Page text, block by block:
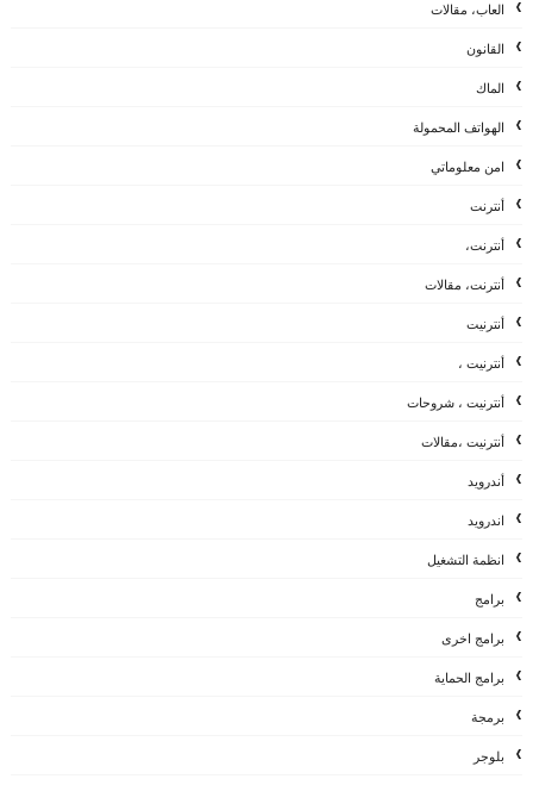
العاب، مقالات
القانون
الماك
الهواتف المحمولة
امن معلوماتي
أنترنت
أنترنت،
أنترنت، مقالات
أنترنيت
أنترنيت ،
أنترنيت ، شروحات
أنترنيت ،مقالات
أندرويد
اندرويد
انظمة التشغيل
برامج
برامج اخرى
برامج الحماية
برمجة
بلوجر